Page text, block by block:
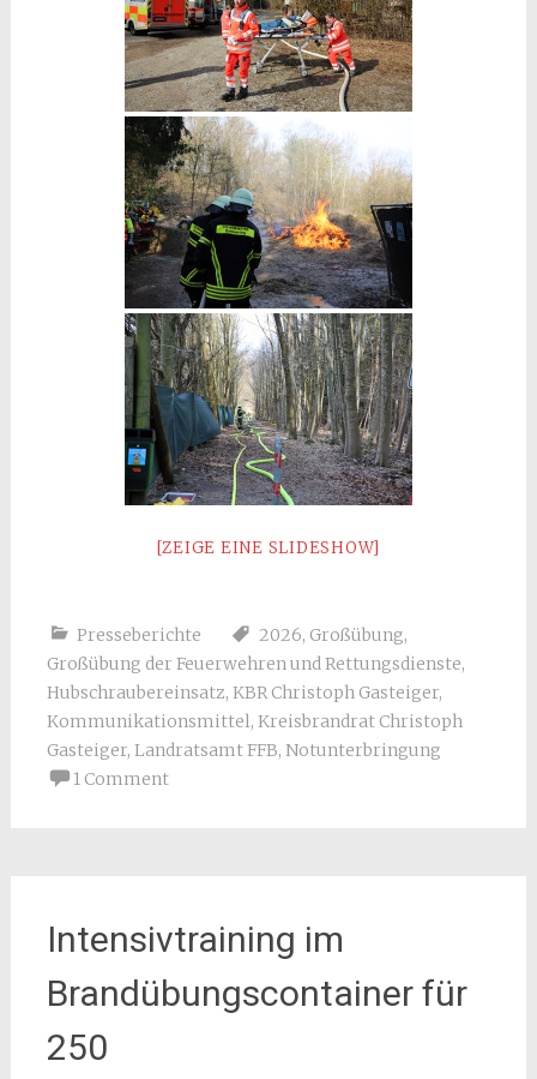
[ZEIGE EINE SLIDESHOW]
Presseberichte 2026, Großübung,
Großübung der Feuerwehren und Rettungsdienste,
Hubschraubereinsatz, KBR Christoph Gasteiger,
Kommunikationsmittel, Kreisbrandrat Christoph
Gasteiger, Landratsamt FFB, Notunterbringung
1 Comment
Intensivtraining im
Brandübungscontainer für
250